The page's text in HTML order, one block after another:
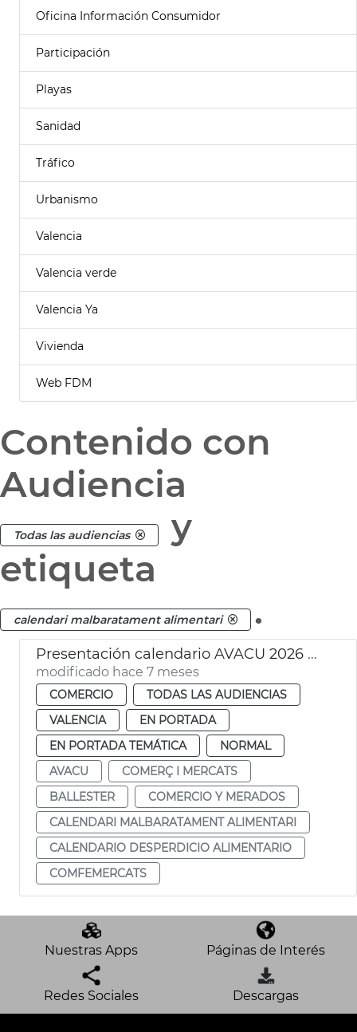
Oficina Información Consumidor
Participación
Playas
Sanidad
Tráfico
Urbanismo
Valencia
Valencia verde
Valencia Ya
Vivienda
Web FDM
Contenido con
Audiencia
Todas las audiencias
y
etiqueta
calendari malbaratament alimentari .
Presentación calendario AVACU 2026 desperdicio alimentario
modificado hace 7 meses
COMERCIO
TODAS LAS AUDIENCIAS
VALENCIA
EN PORTADA
EN PORTADA TEMÁTICA
NORMAL
AVACU
COMERÇ I MERCATS
BALLESTER
COMERCIO Y MERADOS
CALENDARI MALBARATAMENT ALIMENTARI
CALENDARIO DESPERDICIO ALIMENTARIO
COMFEMERCATS
Nuestras Apps Páginas de Interés
Redes Sociales Descargas